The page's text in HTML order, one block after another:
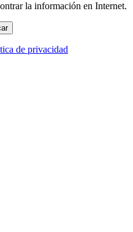
la información en Internet.
de privacidad